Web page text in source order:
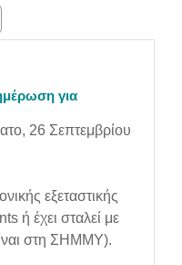
για
26 Σεπτεμβρίου
εξεταστικής
ή έχει σταλεί με
στη ΣΗΜΜΥ).